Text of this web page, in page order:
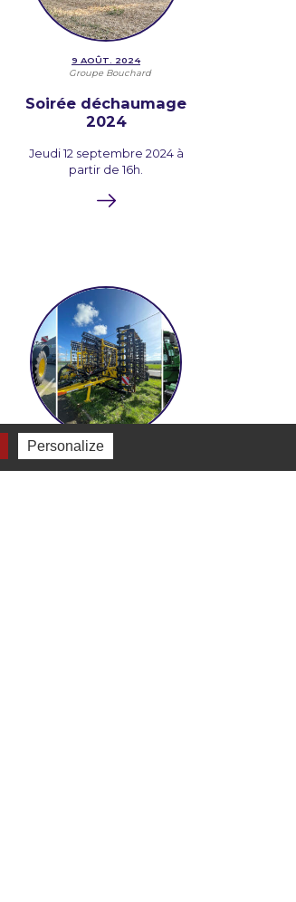
9 AOÛT. 2024
Groupe Bouchard
Soirée déchaumage
2024
Jeudi 12 septembre 2024 à
partir de 16h.
Groupe Bouchard
Personalize